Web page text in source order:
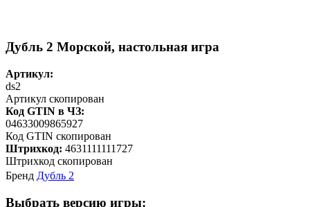
Дубль 2 Морской, настольная игра
Артикул:
ds2
Артикул скопирован
Код GTIN в ЧЗ:
04633009865927
Код GTIN скопирован
Штрихкод: 4631111111727
Штрихкод скопирован
Бренд Дубль 2
Выбрать версию игры: